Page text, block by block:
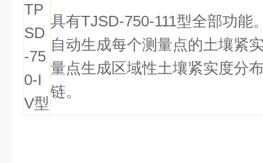
TP
SD
-75
0-I
V型
具有TJSD-750-111型全部功能
自动生成每个测量点的土壤紧
量点生成区域性土壤紧实度分
链。